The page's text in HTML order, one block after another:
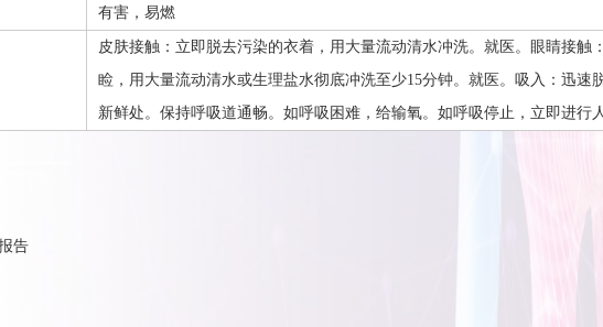
有害，易燃
皮肤接触：立即脱去污染的衣着，用大量流动清水冲洗。就医。眼睛接触
睑，用大量流动清水或生理盐水彻底冲洗至少15分钟。就医。吸入：迅速
新鲜处。保持呼吸道通畅。如呼吸困难，给输氧。如呼吸停止，立即进行
告